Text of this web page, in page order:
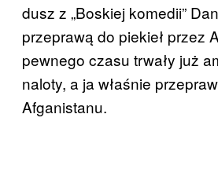
dusz z „Boskiej komedii”
przeprawą do piekieł przez
pewnego czasu trwały już
naloty, a ja właśnie
Afganistanu.